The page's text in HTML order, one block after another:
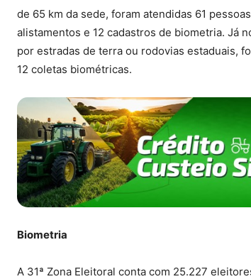
de 65 km da sede, foram atendidas 61
alistamentos e 12 cadastros de biometria. Já
por estradas de terra ou rodovias estaduais,
12 coletas biométricas.
Biometria
A 31ª Zona Eleitoral conta com 25.227